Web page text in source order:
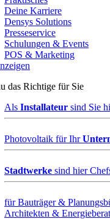
Deine Karriere
Densys Solutions
Presseservice
Schulungen & Events
POS & Marketing
das Richtige für Sie
Als Installateur sind Sie
Photovoltaik für Ihr
Stadtwerke sind hier
fürBauträger &
Architekten &